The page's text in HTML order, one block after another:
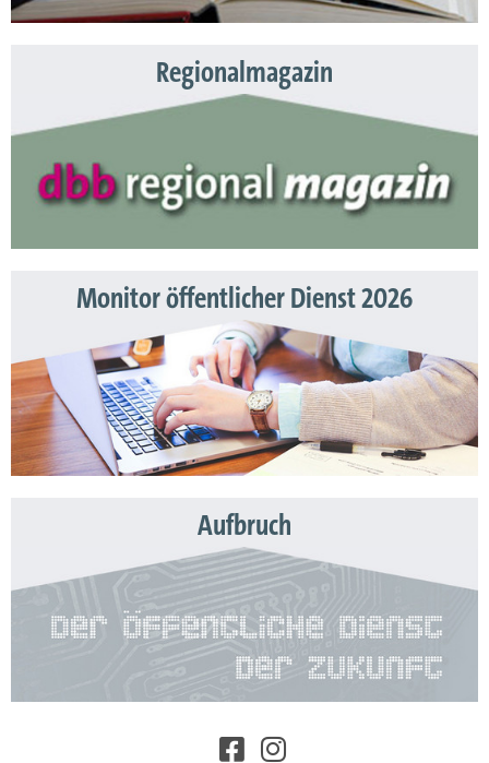
Regionalmagazin
Monitor öffentlicher Dienst 2026
Aufbruch